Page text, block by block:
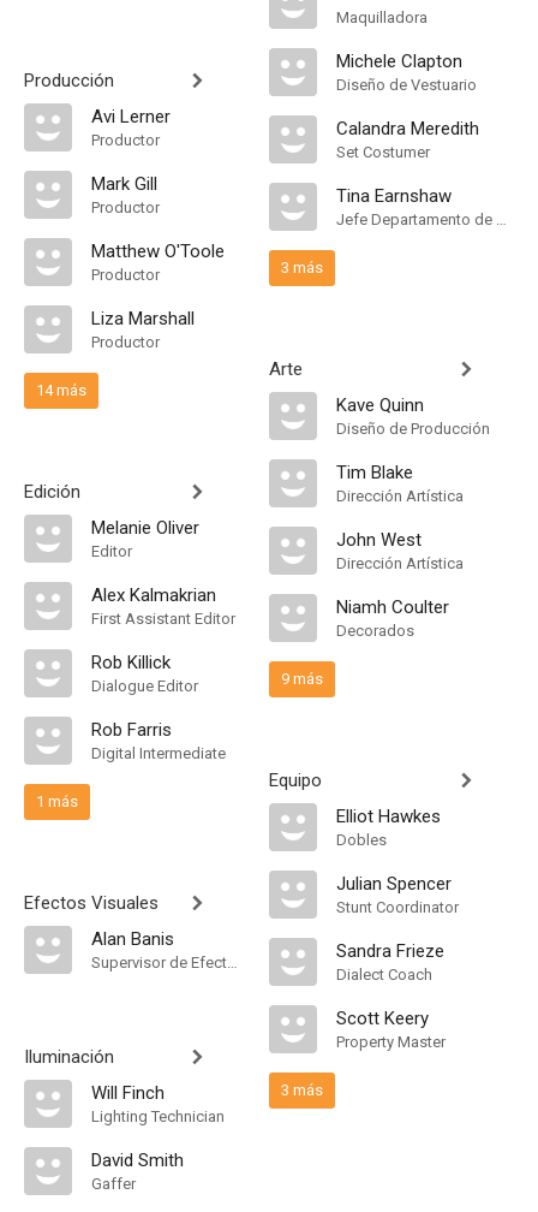
Producción
Avi Lerner
Productor
Mark Gill
Productor
Matthew O'Toole
Productor
Liza Marshall
Productor
14 más
Edición
Melanie Oliver
Editor
Alex Kalmakrian
First Assistant Editor
Rob Killick
Dialogue Editor
Rob Farris
Digital Intermediate
1 más
Efectos Visuales
Alan Banis
Supervisor de Efectos Visuales
Iluminación
Will Finch
Lighting Technician
David Smith
Gaffer
Maquilladora
Michele Clapton
Diseño de Vestuario
Calandra Meredith
Set Costumer
Tina Earnshaw
Jefe Departamento de Maquillaje
3 más
Arte
Kave Quinn
Diseño de Producción
Tim Blake
Dirección Artística
John West
Dirección Artística
Niamh Coulter
Decorados
9 más
Equipo
Elliot Hawkes
Dobles
Julian Spencer
Stunt Coordinator
Sandra Frieze
Dialect Coach
Scott Keery
Property Master
3 más